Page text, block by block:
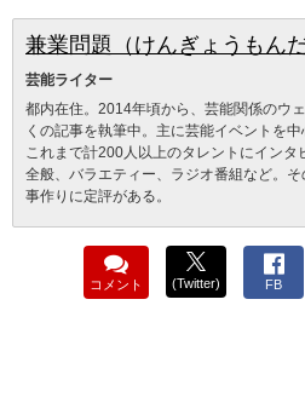
兼業問題（けんぎょうもんだ
芸能ライター
都内在住。2014年頃から、芸能関係のウ
くの記事を執筆中。主に芸能イベントを
これまで計200人以上のタレントにイン
全般、バラエティー、ラジオ番組など。
事作りに定評がある。
コメント (Twitter) FB